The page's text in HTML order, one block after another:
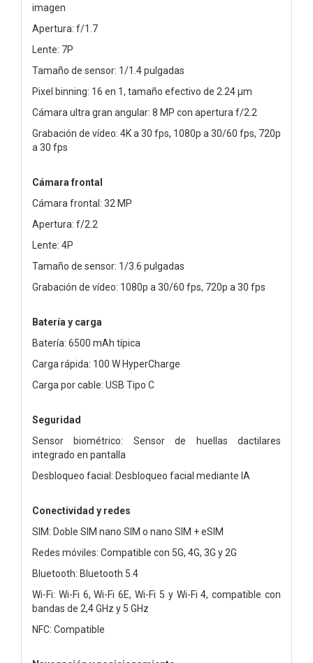
imagen
Apertura: f/1.7
Lente: 7P
Tamaño de sensor: 1/1.4 pulgadas
Pixel binning: 16 en 1, tamaño efectivo de 2.24 μm
Cámara ultra gran angular: 8 MP con apertura f/2.2
Grabación de vídeo: 4K a 30 fps, 1080p a 30/60 fps, 720p
a 30 fps
Cámara frontal
Cámara frontal: 32 MP
Apertura: f/2.2
Lente: 4P
Tamaño de sensor: 1/3.6 pulgadas
Grabación de vídeo: 1080p a 30/60 fps, 720p a 30 fps
Batería y carga
Batería: 6500 mAh típica
Carga rápida: 100 W HyperCharge
Carga por cable: USB Tipo C
Seguridad
Sensor biométrico: Sensor de huellas dactilares
integrado en pantalla
Desbloqueo facial: Desbloqueo facial mediante IA
Conectividad y redes
SIM: Doble SIM nano SIM o nano SIM + eSIM
Redes móviles: Compatible con 5G, 4G, 3G y 2G
Bluetooth: Bluetooth 5.4
Wi-Fi: Wi-Fi 6, Wi-Fi 6E, Wi-Fi 5 y Wi-Fi 4, compatible con
bandas de 2,4 GHz y 5 GHz
NFC: Compatible